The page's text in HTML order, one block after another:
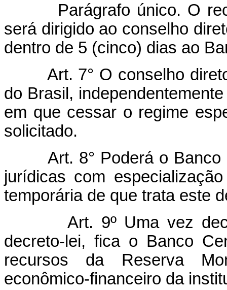
Parágrafo único. O
será dirigido ao conselho
dentro de 5 (cinco) dias ao
Art. 7° O conselho
do Brasil,
em que cessar o regime
solicitado.
Art. 8° Poderá o
jurídicas com
temporária de que trata este
Art. 9º Uma vez
decreto-lei, fica o Banco
recursos da Reserva
econômico-financeiro da